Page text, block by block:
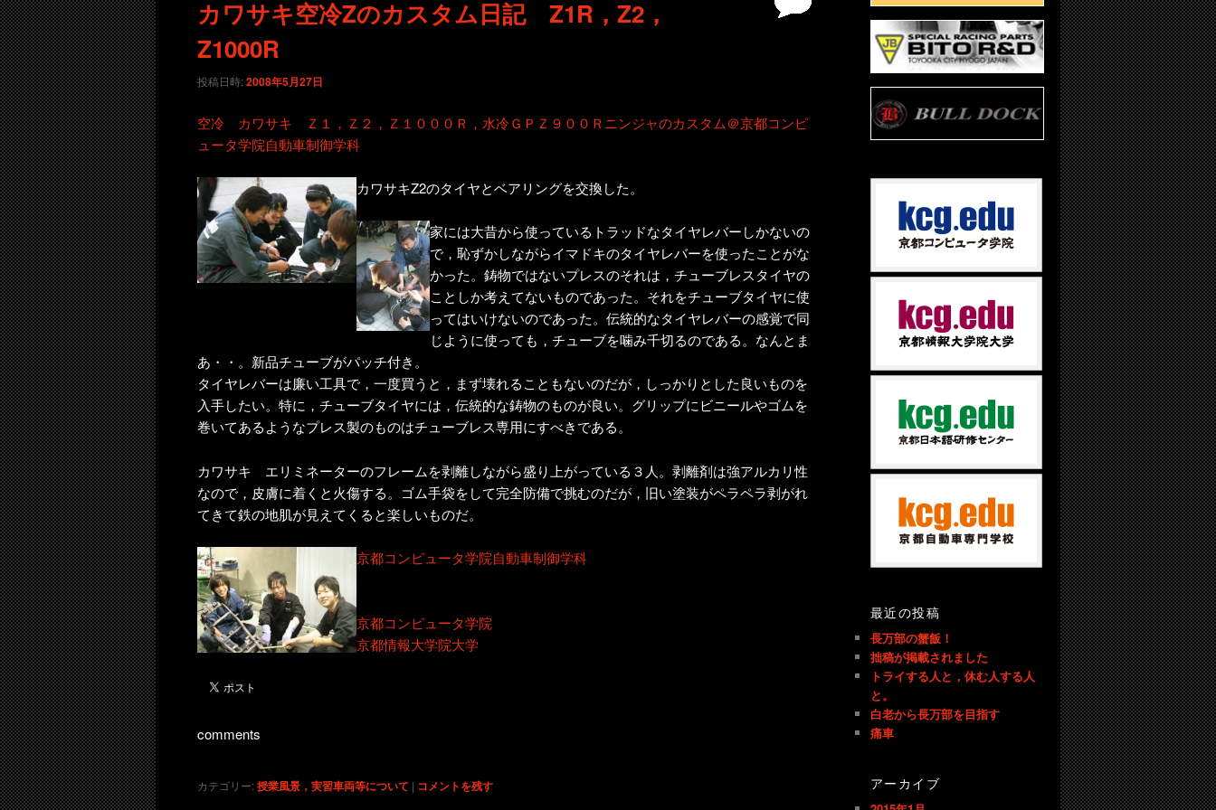
コ
ン
ン
ツ
へ
移
ン
テ
ツ
へ
移
動
カワサキ空冷Zのカスタム日記 Z1R，Z2，
Z1000R
投稿日時:2008年5月27日
空冷 カワサキ Ｚ１，Ｚ２，Ｚ１０００Ｒ，水冷ＧＰＺ９００Ｒニンジャのカスタム＠京都コンピ
ュータ学院自動車制御学科
カワサキZ2のタイヤとベアリングを交換した。
家には大昔から使っているトラッドなタイヤレバーしかないの
で，恥ずかしながらイマドキのタイヤレバーを使ったことがな
かった。鋳物ではないプレスのそれは，チューブレスタイヤの
ことしか考えてないものであった。それをチューブタイヤに使
ってはいけないのであった。伝統的なタイヤレバーの感覚で同
じように使っても，チューブを噛み千切るのである。なんとま
あ・・。新品チューブがパッチ付き。
タイヤレバーは廉い工具で，一度買うと，まず壊れることもないのだが，しっかりとした良いものを
入手したい。特に，チューブタイヤには，伝統的な鋳物のものが良い。グリップにビニールやゴムを
巻いてあるようなプレス製のものはチューブレス専用にすべきである。
カワサキ エリミネーターのフレームを剥離しながら盛り上がっている３人。剥離剤は強アルカリ性
なので，皮膚に着くと火傷する。ゴム手袋をして完全防備で挑むのだが，旧い塗装がペラペラ剥がれ
てきて鉄の地肌が見えてくると楽しいものだ。
京都コンピュータ学院自動車制御学科
京都コンピュータ学院
京都情報大学院大学
comments
カテゴリー:授業風景，実習車両等について | コメントを残す
最近の投稿
長万部の蟹飯！
拙稿が掲載されました
トライする人と，休む人する人
と。
白老から長万部を目指す
痛車
アーカイブ